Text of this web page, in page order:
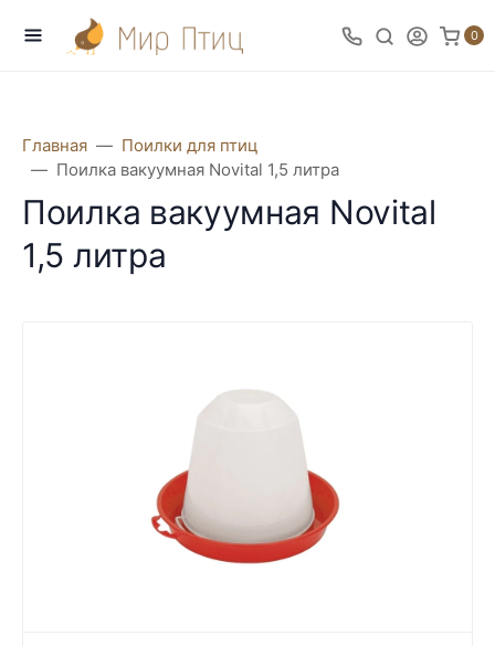
0
Главная
Поилки для птиц
Поилка вакуумная Novital 1,5 литра
Поилка вакуумная Novital
1,5 литра